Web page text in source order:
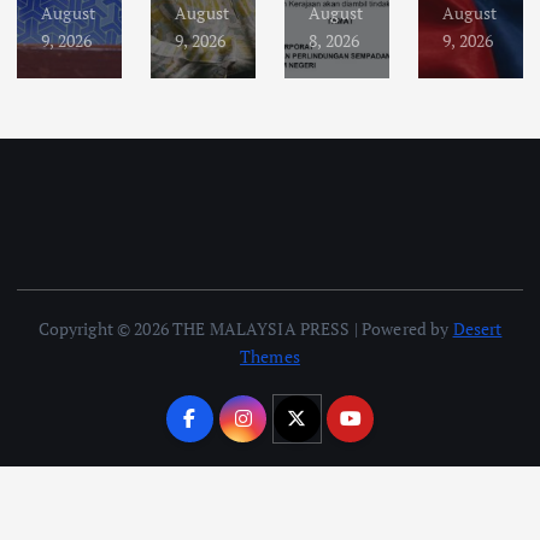
August
9, 2026
August
9, 2026
August
8, 2026
August
9, 2026
Copyright © 2026 THE MALAYSIA PRESS | Powered by Desert
Themes